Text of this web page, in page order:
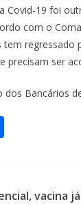
Covid-19 foi
com o
tem regressado
precisam ser
dos Bancários
e
vacina